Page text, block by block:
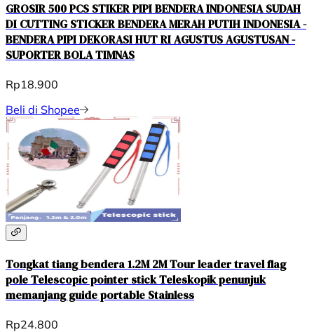
GROSIR 500 PCS STIKER PIPI BENDERA INDONESIA SUDAH
DI CUTTING STICKER BENDERA MERAH PUTIH INDONESIA -
BENDERA PIPI DEKORASI HUT RI AGUSTUS AGUSTUSAN -
SUPORTER BOLA TIMNAS
Rp18.900
Beli di Shopee
Tongkat tiang bendera 1.2M 2M Tour leader travel flag
pole Telescopic pointer stick Teleskopik penunjuk
memanjang guide portable Stainless
Rp24.800